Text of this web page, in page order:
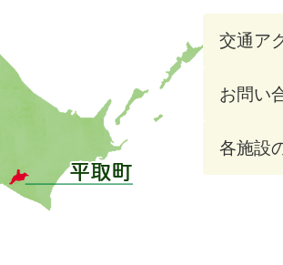
交通ア
お問い
各施設